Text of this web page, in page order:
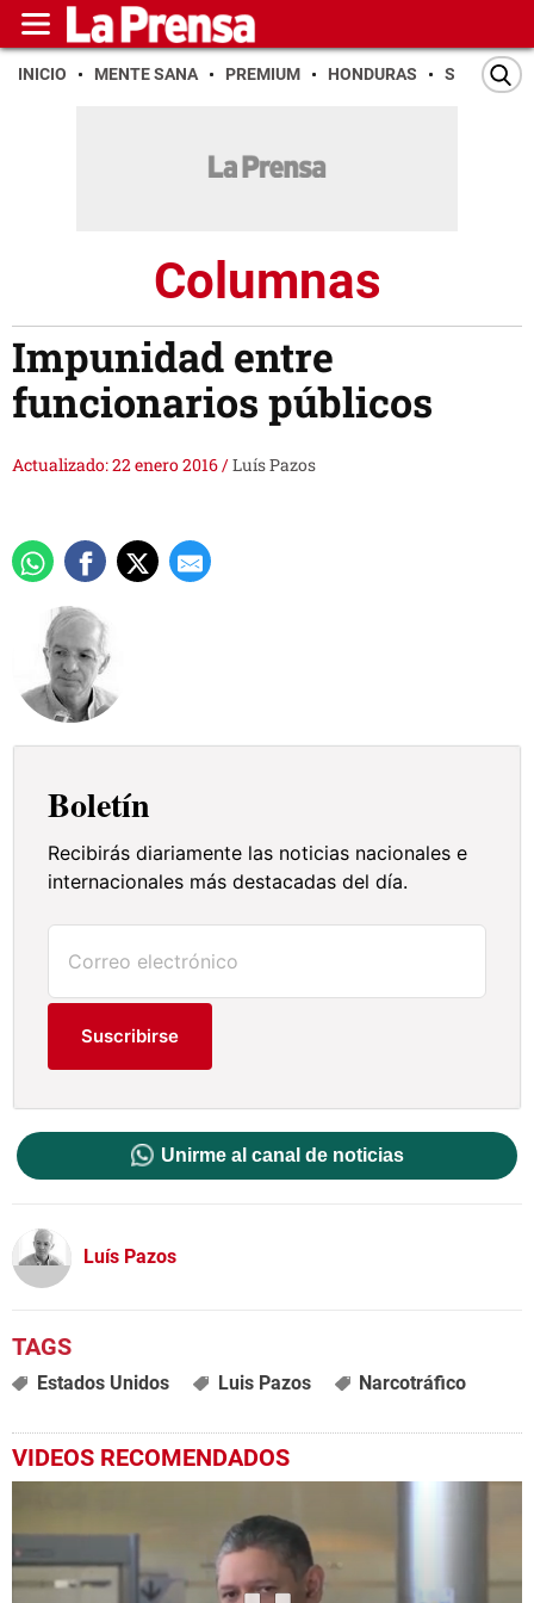
INICIO MENTE SANA PREMIUM HONDURAS SAN PEDRO
Columnas
Impunidad entre
funcionarios públicos
Actualizado: 22 enero 2016/Luís Pazos
Boletín
Recibirás diariamente las noticias nacionales e
internacionales más destacadas del día.
Suscribirse
Unirme al canal de noticias
Luís Pazos
Estados Unidos Luis Pazos Narcotráfico
VIDEOS RECOMENDADOS